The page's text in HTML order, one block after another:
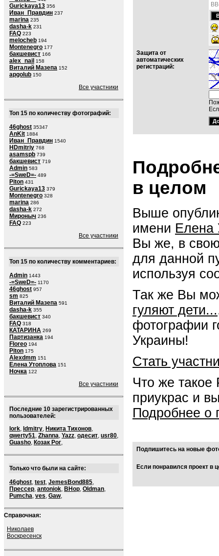
Gurickaya13 356
Иван_Правдин 237
marina 235
dasha-k 231
FAQ 223
melocheb 194
Montenegro 177
бакшевист 166
alex_nail 158
Виталий Мазепа 152
apgolub 150
Все участники
Топ 15 по количеству фотографий:
46ghost 35347
AnKit 1884
Иван_Правдин 1540
HDmitriy 768
asamspb 739
бакшевист 719
Admin 583
-=SweD=- 489
Piton 431
Gurickaya13 379
Montenegro 328
marina 286
dasha-k 272
Мироныч 236
FAQ 223
Все участники
Топ 15 по количеству комментариев:
Admin 1443
-=SweD=- 1170
46ghost 957
sm 825
Виталий Мазепа 591
dasha-k 355
бакшевист 340
FAQ 318
КАТАРИНА 269
Партизанка 194
Floreo 194
Piton 175
Alexdmm 151
Елена Утоплова 151
Ночка 122
Все участники
Последние 10 зарегистрированных
пользователей:
lork, ldmitry, Никита Тихонов,
qwerty51, Zhanna, Yazz, одесит, usr80,
Guasho, Козак Рог,
Только что были на сайте:
46ghost, test, JemesBond885,
Прессер, antoniok, BHop, Oldman,
Pumcha, ves, Gaw,
Справочная:
Николаев
Воскресенск
Защита от
автоматических
регистраций:
в целом
Выше
имени Елена
Вы же, в свою
для данной
используя
Так же Вы
гуляют дети...
фотографии
Украины!
Стать
Что же такое
приукрас и
Подробнее о
Подпишитесь на новые
Если понравился проект в